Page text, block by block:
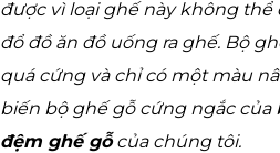
được vì loại ghế này không thể
đổ đồ ăn đồ uống ra ghế. Bộ
quá cứng và chỉ có một màu
biến bộ ghế gỗ cứng ngắc của
đệm ghế gỗcủa chúng tôi.